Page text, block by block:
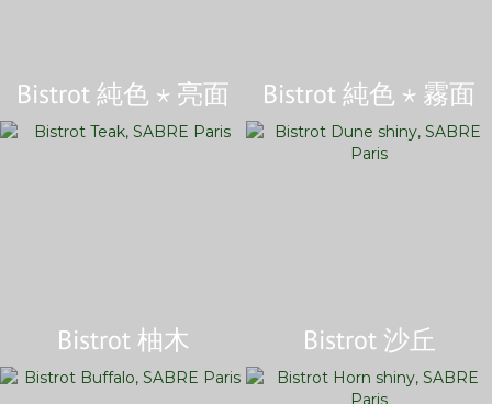
Bistrot 純色 ⋆ 亮面 Bistrot 純色 ⋆ 霧面
Bistrot 柚木 Bistrot 沙丘